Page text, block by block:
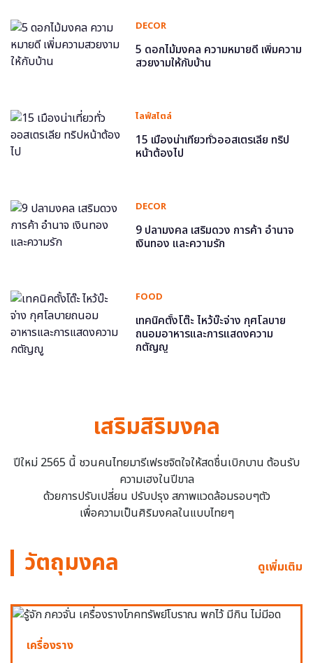
DECOR
5 ดอกไม้มงคล ความหมายดี เพิ่มความ
สวยงามให้กับบ้าน
ไลฟ์สไตล์
15 เมืองน่าเที่ยวทั่วออสเตรเลีย ทริป
หน้าต้องไป
DECOR
9 ปลามงคล เสริมดวง การค้า อำนาจ
เงินทอง และความรัก
FOOD
เทคนิคตั้งโต๊ะ ไหว้บ๊ะจ่าง กุศโลบาย
ถนอมอาหารและการแสดงความ
กตัญญู
เสริมสิริมงคล
ปีใหม่ 2565 นี้ ชวนคนไทยมารีเฟรชจิตใจให้สดชื่นเบิกบาน ต้อนรับ
ความเฮงในปีขาล
ด้วยการปรับเปลี่ยน ปรับปรุง สภาพแวดล้อมรอบๆตัว
เพื่อความเป็นศิริมงคลในแบบไทยๆ
วัตถุมงคล ดูเพิ่มเติม
เครื่องราง